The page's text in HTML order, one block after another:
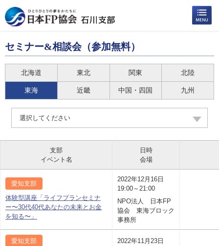
セミナー&相談会（参加無料）
北海道 東北 関東 北陸
東海 近畿 中国・四国 九州
選択してください
支部
イベント名
日時
会場
愛知支部
体験型講座「ライフプランセミナ
ー〜30代40代あなたの未来とお金
を知る〜」
2022年12月16日
19:00～21:00
NPO法人 日本FP
協会 東海ブロック
事務所
愛知支部
2022年11月23日